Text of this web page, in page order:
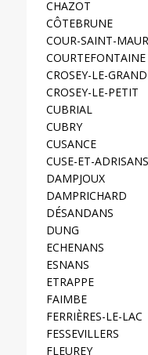
CHAZOT
CÔTEBRUNE
COUR-SAINT-
COURTEFONTAINE
CROSEY-LE-GRAND
CROSEY-LE-PETIT
CUBRIAL
CUBRY
CUSANCE
CUSE-ET-ADRISANS
DAMPJOUX
DAMPRICHARD
DÉSANDANS
DUNG
ECHENANS
ESNANS
ETRAPPE
FAIMBE
FERRIÈRES-LE-LAC
FESSEVILLERS
FLEUREY